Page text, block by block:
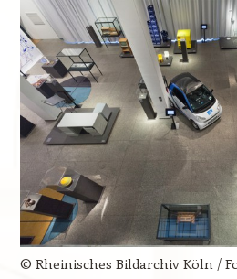
© Rheinisches Bildarchiv Köln /